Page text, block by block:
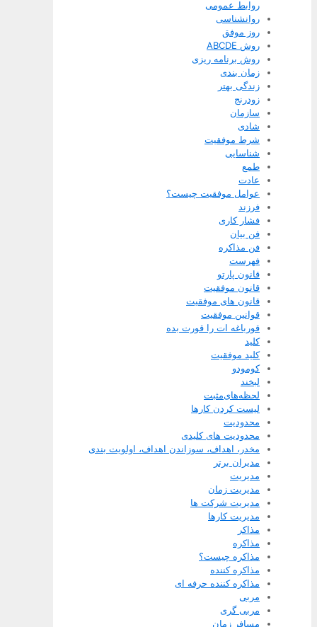
روابط عمومی
روانشناسی
روز موفق
روش ABCDE
روش برنامه ریزی
زمان بندی
زندگی بهتر
زودرنج
سازمان
شادی
شرط موفقیت
شناسایی
طمع
عادت
عوامل موفقیت چیست؟
فرزند
فشار کاری
فن بیان
فن مذاکره
فهرست
قانون پارتو
قانون موفقیت
قانون های موفقیت
قوانین موفقیت
قورباغه ات را قورت بده
کلید
کلید موفقیت
کومودو
لبخند
لحظه‌های‌مثبت
لیست کردن کارها
محدودیت
محدودیت های کلیدی
مخدر، اهداف، سوزاندن اهداف، اولویت بندی
مدیران برتر
مدیریت
مدیریت زمان
مدیریت شرکت ها
مدیریت کارها
مذاکر
مذاکره
مذاکره چیست؟
مذاکره کننده
مذاکره کننده حرفه‌ ای
مربی
مربی گری
مسافر زمان